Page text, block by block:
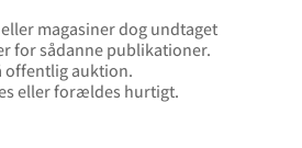
magasiner dog undtaget
for sådanne publikationer.
offentlig auktion.
eller forældes hurtigt.